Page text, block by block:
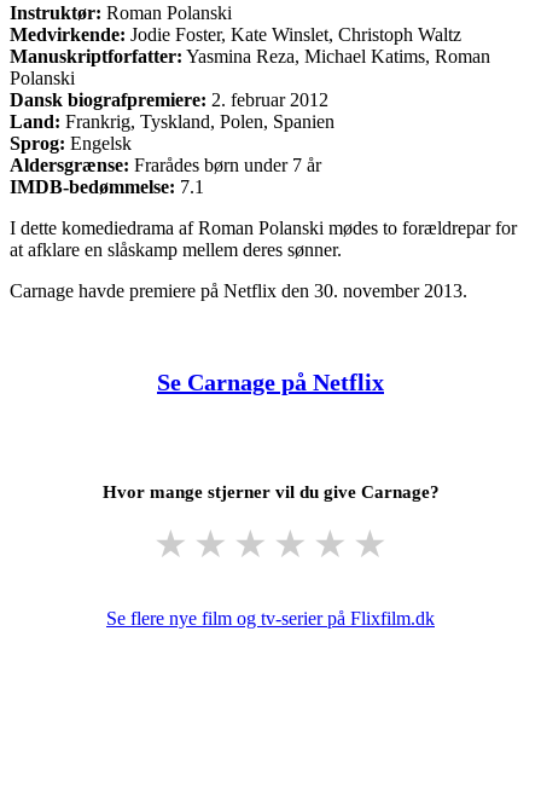
Instruktør: Roman Polanski
Medvirkende: Jodie Foster, Kate Winslet, Christoph Waltz
Manuskriptforfatter: Yasmina Reza, Michael Katims, Roman
Polanski
Dansk biografpremiere: 2. februar 2012
Land: Frankrig, Tyskland, Polen, Spanien
Sprog: Engelsk
Aldersgrænse: Frarådes børn under 7 år
IMDB-bedømmelse: 7.1
I dette komediedrama af Roman Polanski mødes to forældrepar for
at afklare en slåskamp mellem deres sønner.
Carnage havde premiere på Netflix den 30. november 2013.
Se Carnage på Netflix
Hvor mange stjerner vil du give Carnage?
★ ★ ★ ★ ★ ★
Se flere nye film og tv-serier på Flixfilm.dk